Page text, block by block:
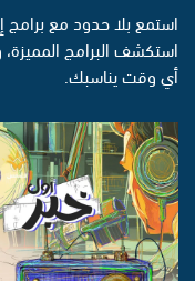
استمع بلا حدود مع برامج
استكشف البرامج
أي وقت يناسبك.